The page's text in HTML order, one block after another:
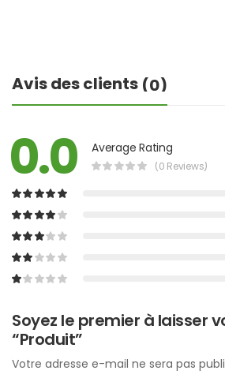
Avis des clients (0)
0.0 Average Rating
(0 Reviews)
Soyez le premier à laisser
“Produit”
Votre adresse e-mail ne sera pas